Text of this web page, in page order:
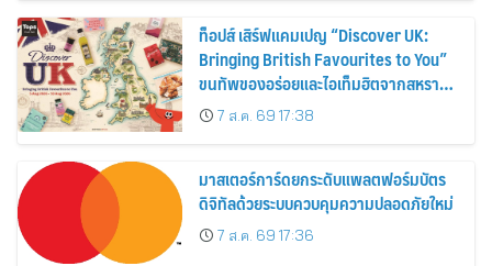
ท็อปส์ เสิร์ฟแคมเปญ “Discover UK:
Bringing British Favourites to You”
ขนทัพของอร่อยและไอเท็มฮิตจากสหราช
อาณาจักร ส่งตรงถึงมือตั้งแต่วันนี้ – 18
สิงหาคมนี้
7 ส.ค. 69 17:38
มาสเตอร์การ์ดยกระดับแพลตฟอร์มบัตร
ดิจิทัลด้วยระบบควบคุมความปลอดภัยใหม่
7 ส.ค. 69 17:36